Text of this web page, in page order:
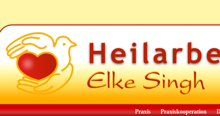
Praxis Praxiskooperation